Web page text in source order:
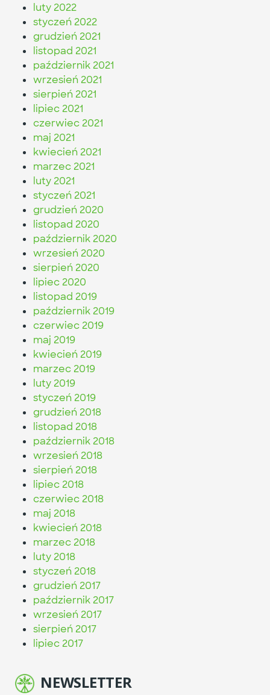
luty 2022
styczeń 2022
grudzień 2021
listopad 2021
październik 2021
wrzesień 2021
sierpień 2021
lipiec 2021
czerwiec 2021
maj 2021
kwiecień 2021
marzec 2021
luty 2021
styczeń 2021
grudzień 2020
listopad 2020
październik 2020
wrzesień 2020
sierpień 2020
lipiec 2020
listopad 2019
październik 2019
czerwiec 2019
maj 2019
kwiecień 2019
marzec 2019
luty 2019
styczeń 2019
grudzień 2018
listopad 2018
październik 2018
wrzesień 2018
sierpień 2018
lipiec 2018
czerwiec 2018
maj 2018
kwiecień 2018
marzec 2018
luty 2018
styczeń 2018
grudzień 2017
październik 2017
wrzesień 2017
sierpień 2017
lipiec 2017
NEWSLETTER